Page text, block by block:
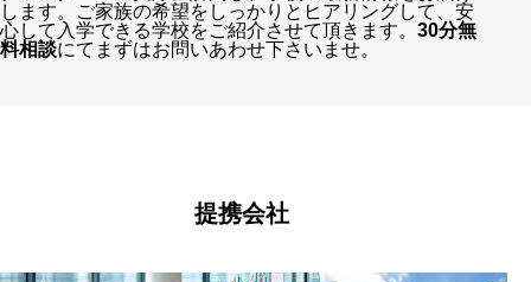
します。ご家族の希望をしっかりとヒアリングして、安
心して入学できる学校をご紹介させて頂きます。 30分無
料相談にてまずはお問いあわせ下さいませ。
提携会社